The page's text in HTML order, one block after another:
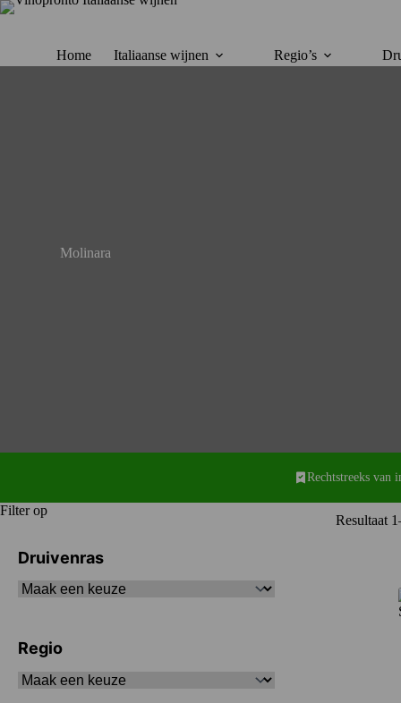
Ga
Home Italiaanse wijnen Regio’s
Molinara
Rechtstreeks van
Resultaat
Filter op
Druivenras
Regio